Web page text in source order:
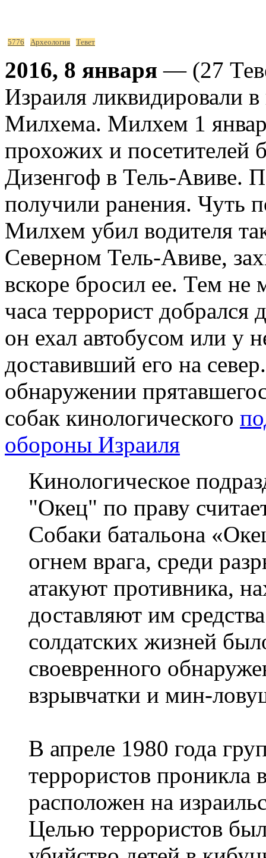
5776 Археология Тевет
2016, 8 января — (27
Израиля ликвидировали
Милхема. Милхем 1
прохожих и посетителей
Дизенгоф в Тель-Авиве.
получили ранения. Чуть
Милхем убил водителя
Северном Тель-Авиве,
вскоре бросил ее. Тем не
часа террорист
он ехал автобусом или у
доставивший его на
обнаружении
собак кинологического
обороны Израиля
Кинологическое
"Окец" по праву
Собаки батальона
огнем врага, среди
атакуют противника,
доставляют им
солдатских жизней
своевренного
взрывчатки и мин-
В апреле 1980 года
террористов
расположен на
Целью террористов